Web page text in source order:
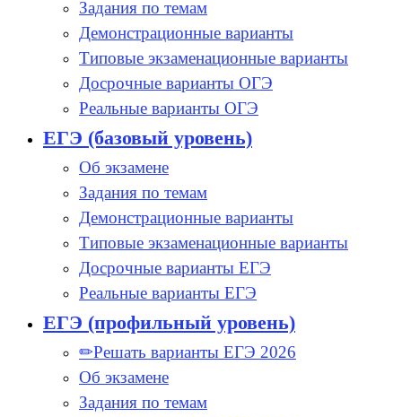
Задания по темам
Демонстрационные варианты
Типовые экзаменационные варианты
Досрочные варианты ОГЭ
Реальные варианты ОГЭ
ЕГЭ (базовый уровень)
Об экзамене
Задания по темам
Демонстрационные варианты
Типовые экзаменационные варианты
Досрочные варианты ЕГЭ
Реальные варианты ЕГЭ
ЕГЭ (профильный уровень)
✏Решать варианты ЕГЭ 2026
Об экзамене
Задания по темам